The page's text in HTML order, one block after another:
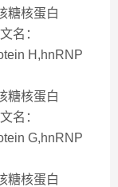
糖核蛋白
名：
H,hnRNP
糖核蛋白
名：
G,hnRNP
糖核蛋白